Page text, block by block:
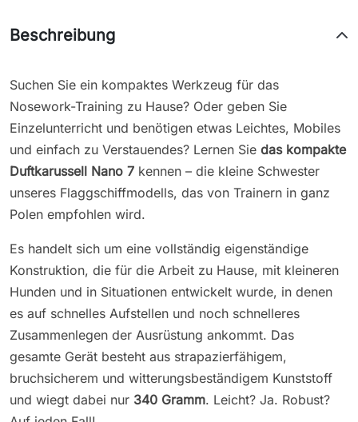
Beschreibung
Suchen Sie ein kompaktes Werkzeug für das
Nosework-Training zu Hause? Oder geben Sie
Einzelunterricht und benötigen etwas Leichtes, Mobiles
und einfach zu Verstauendes? Lernen Sie das kompakte
Duftkarussell Nano 7 kennen – die kleine Schwester
unseres Flaggschiffmodells, das von Trainern in ganz
Polen empfohlen wird.
Es handelt sich um eine vollständig eigenständige
Konstruktion, die für die Arbeit zu Hause, mit kleineren
Hunden und in Situationen entwickelt wurde, in denen
es auf schnelles Aufstellen und noch schnelleres
Zusammenlegen der Ausrüstung ankommt. Das
gesamte Gerät besteht aus strapazierfähigem,
bruchsicherem und witterungsbeständigem Kunststoff
und wiegt dabei nur 340 Gramm. Leicht? Ja. Robust?